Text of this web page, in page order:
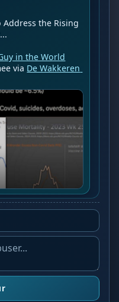
Address the Rising
in the World
via De Wakkeren